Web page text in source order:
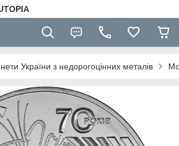
України з недорогоцінних металів